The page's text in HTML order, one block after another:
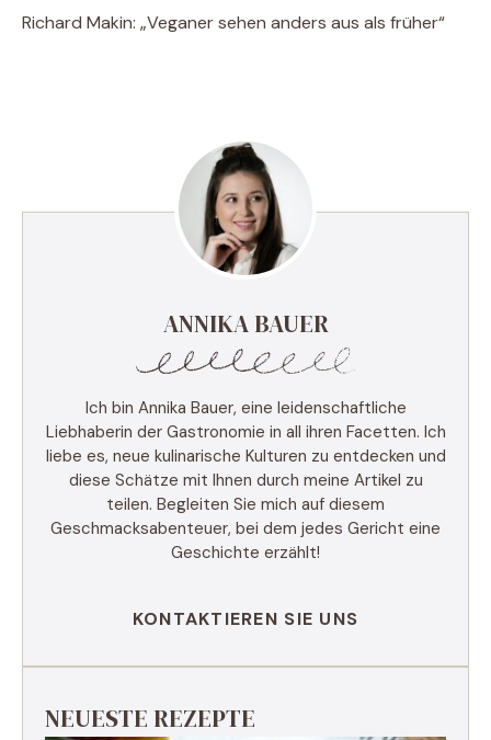
Richard Makin: „Veganer sehen anders aus als früher“
ANNIKA BAUER
Ich bin Annika Bauer, eine leidenschaftliche
Liebhaberin der Gastronomie in all ihren Facetten. Ich
liebe es, neue kulinarische Kulturen zu entdecken und
diese Schätze mit Ihnen durch meine Artikel zu
teilen. Begleiten Sie mich auf diesem
Geschmacksabenteuer, bei dem jedes Gericht eine
Geschichte erzählt!
KONTAKTIEREN SIE UNS
NEUESTE REZEPTE